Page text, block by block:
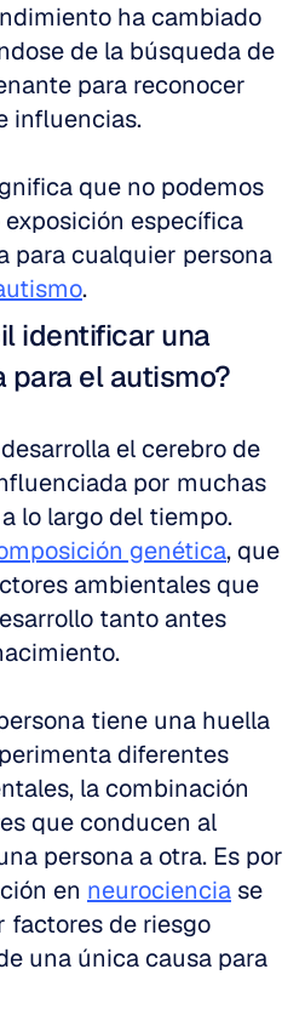
ha cambiado
de la búsqueda de
para reconocer
influencias.
que no podemos
específica
.
identificar una
el autismo?
el cerebro de
por muchas
lo largo del tiempo.
genética, que
ambientales que
tanto antes
tiene una huella
diferentes
la combinación
que conducen al
persona a otra. Es por
en neurociencia se
de riesgo
una única causa para